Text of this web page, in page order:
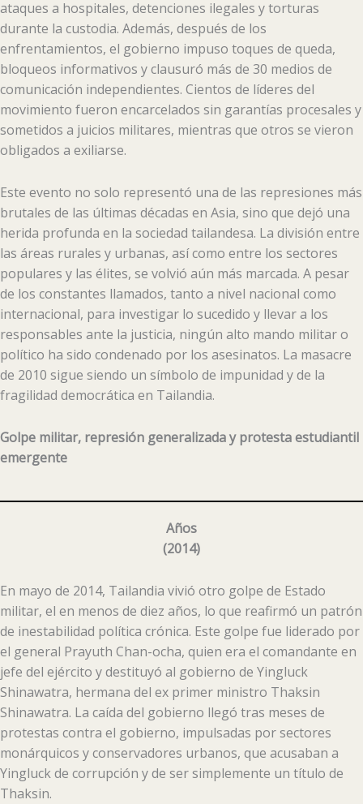
ataques a hospitales, detenciones ilegales y torturas
durante la custodia. Además, después de los
enfrentamientos, el gobierno impuso toques de queda,
bloqueos informativos y clausuró más de 30 medios de
comunicación independientes. Cientos de líderes del
movimiento fueron encarcelados sin garantías procesales y
sometidos a juicios militares, mientras que otros se vieron
obligados a exiliarse.
Este evento no solo representó una de las represiones más
brutales de las últimas décadas en Asia, sino que dejó una
herida profunda en la sociedad tailandesa. La división entre
las áreas rurales y urbanas, así como entre los sectores
populares y las élites, se volvió aún más marcada. A pesar
de los constantes llamados, tanto a nivel nacional como
internacional, para investigar lo sucedido y llevar a los
responsables ante la justicia, ningún alto mando militar o
político ha sido condenado por los asesinatos. La masacre
de 2010 sigue siendo un símbolo de impunidad y de la
fragilidad democrática en Tailandia.
Golpe militar, represión generalizada y protesta estudiantil
emergente
Años
(2014)
En mayo de 2014, Tailandia vivió otro golpe de Estado
militar, el en menos de diez años, lo que reafirmó un patrón
de inestabilidad política crónica. Este golpe fue liderado por
el general Prayuth Chan-ocha, quien era el comandante en
jefe del ejército y destituyó al gobierno de Yingluck
Shinawatra, hermana del ex primer ministro Thaksin
Shinawatra. La caída del gobierno llegó tras meses de
protestas contra el gobierno, impulsadas por sectores
monárquicos y conservadores urbanos, que acusaban a
Yingluck de corrupción y de ser simplemente un título de
Thaksin.